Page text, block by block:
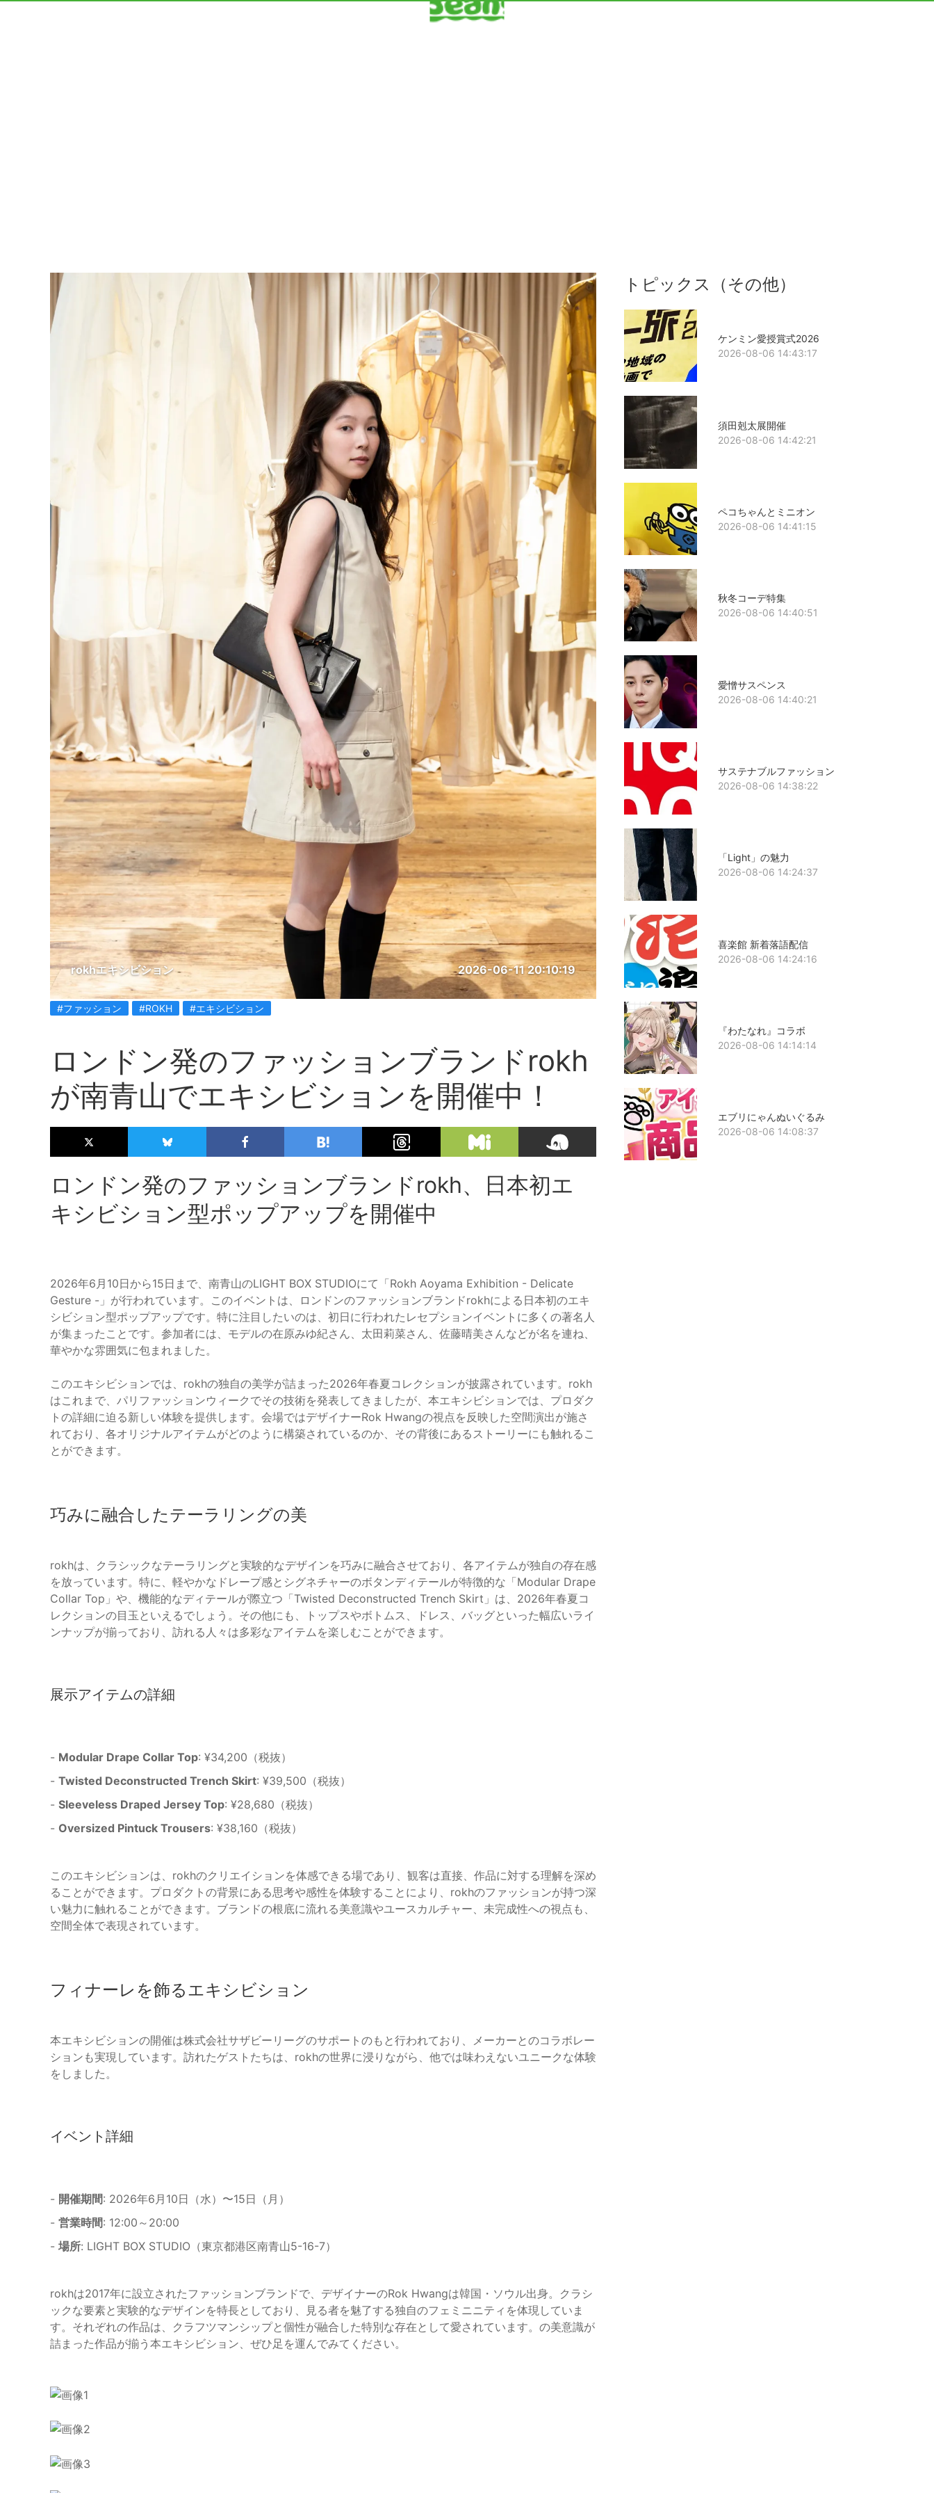
rokhエキシビション 2026-06-11 20:10:19
#ファッション #ROKH #エキシビション
ロンドン発のファッションブランドrokh
が南青山でエキシビションを開催中！
ロンドン発のファッションブランドrokh、日本初エ
キシビション型ポップアップを開催中
2026年6月10日から15日まで、南青山のLIGHT BOX STUDIOにて「Rokh Aoyama Exhibition - Delicate
Gesture -」が行われています。このイベントは、ロンドンのファッションブランドrokhによる日本初のエキ
シビション型ポップアップです。特に注目したいのは、初日に行われたレセプションイベントに多くの著名人
が集まったことです。参加者には、モデルの在原みゆ紀さん、太田莉菜さん、佐藤晴美さんなどが名を連ね、
華やかな雰囲気に包まれました。
このエキシビションでは、rokhの独自の美学が詰まった2026年春夏コレクションが披露されています。rokh
はこれまで、パリファッションウィークでその技術を発表してきましたが、本エキシビションでは、プロダク
トの詳細に迫る新しい体験を提供します。会場ではデザイナーRok Hwangの視点を反映した空間演出が施さ
れており、各オリジナルアイテムがどのように構築されているのか、その背後にあるストーリーにも触れるこ
とができます。
巧みに融合したテーラリングの美
rokhは、クラシックなテーラリングと実験的なデザインを巧みに融合させており、各アイテムが独自の存在感
を放っています。特に、軽やかなドレープ感とシグネチャーのボタンディテールが特徴的な「Modular Drape
Collar Top」や、機能的なディテールが際立つ「Twisted Deconstructed Trench Skirt」は、2026年春夏コ
レクションの目玉といえるでしょう。その他にも、トップスやボトムス、ドレス、バッグといった幅広いライ
ンナップが揃っており、訪れる人々は多彩なアイテムを楽しむことができます。
展示アイテムの詳細
- Modular Drape Collar Top: ¥34,200（税抜）
- Twisted Deconstructed Trench Skirt: ¥39,500（税抜）
- Sleeveless Draped Jersey Top: ¥28,680（税抜）
- Oversized Pintuck Trousers: ¥38,160（税抜）
このエキシビションは、rokhのクリエイションを体感できる場であり、観客は直接、作品に対する理解を深め
ることができます。プロダクトの背景にある思考や感性を体験することにより、rokhのファッションが持つ深
い魅力に触れることができます。ブランドの根底に流れる美意識やユースカルチャー、未完成性への視点も、
空間全体で表現されています。
フィナーレを飾るエキシビション
本エキシビションの開催は株式会社サザビーリーグのサポートのもと行われており、メーカーとのコラボレー
ションも実現しています。訪れたゲストたちは、rokhの世界に浸りながら、他では味わえないユニークな体験
をしました。
イベント詳細
- 開催期間: 2026年6月10日（水）〜15日（月）
- 営業時間: 12:00～20:00
- 場所: LIGHT BOX STUDIO（東京都港区南青山5-16-7）
rokhは2017年に設立されたファッションブランドで、デザイナーのRok Hwangは韓国・ソウル出身。クラシ
ックな要素と実験的なデザインを特長としており、見る者を魅了する独自のフェミニニティを体現していま
す。それぞれの作品は、クラフツマンシップと個性が融合した特別な存在として愛されています。の美意識が
詰まった作品が揃う本エキシビション、ぜひ足を運んでみてください。
トピックス（その他）
ケンミン愛授賞式2026
2026-08-06 14:43:17
須田剋太展開催
2026-08-06 14:42:21
ペコちゃんとミニオン
2026-08-06 14:41:15
秋冬コーデ特集
2026-08-06 14:40:51
愛憎サスペンス
2026-08-06 14:40:21
サステナブルファッション
2026-08-06 14:38:22
「Light」の魅力
2026-08-06 14:24:37
喜楽館 新着落語配信
2026-08-06 14:24:16
『わたなれ』コラボ
2026-08-06 14:14:14
エブリにゃんぬいぐるみ
2026-08-06 14:08:37